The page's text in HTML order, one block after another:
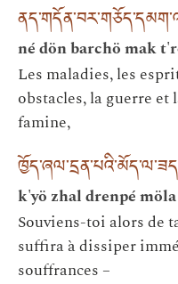
né dön barchö mak
Les maladies, les
obstacles, la guerre et
famine,
k'yö zhal drenpé
Souviens-toi alors de
suffira à dissiper
souffrances –